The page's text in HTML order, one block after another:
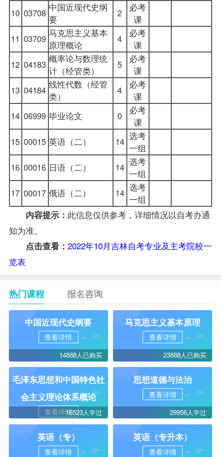
10 03708 中国近现代史纲
要
2
必考
课
11 03709 马克思主义基本
原理概论
4
必考
课
12 04183 概率论与数理统
计（经管类）
5
必考
课
13 04184 线性代数（经管
类）
4
必考
课
14 06999 毕业论文 0
必考
课
15 00015 英语（二） 14 选考
一组
16 00016 日语（二） 14 选考
一组
17 00017 俄语（二） 14 选考
一组
内容提示： 此信息仅供参考，详细情况以自考办通
知为准。
点击查看： 2022年10月吉林自考专业及主考院校一
览表
热门课程 报名咨询
中国近现代史纲要
查看详情
14888人已购买
马克思主义基本原理
查看详情
23888人已购买
毛泽东思想和中国特色社
会主义理论体系概论
查看详情16523人学过
思想道德与法治
查看详情
29956人学过
英语（专）
查看详情
英语（专升本）
查看详情